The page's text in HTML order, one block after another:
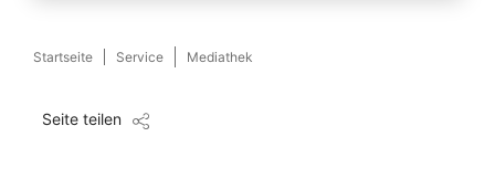
Startseite Service Mediathek
Seite teilen